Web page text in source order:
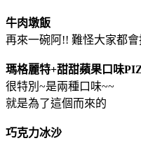
牛肉墩飯
再來一碗阿!! 難怪大家都會
瑪格麗特+甜甜蘋果口味
很特別~是兩種口味~~
就是為了這個而來的
巧克力冰沙